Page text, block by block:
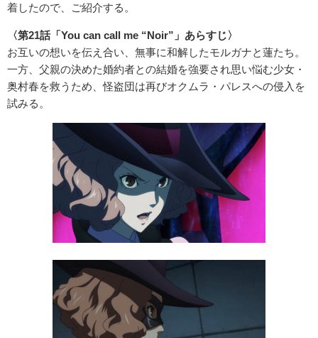
着したので、ご紹介する。
〈第21話「You can call me “Noir”」あらすじ〉
お互いの想いを伝え合い、無事に和解したモルガナと蓮たち。
一方、父親の決めた婚約者との結婚を強要され思い悩む少女・
奥村春を救うため、怪盗団は再びオクムラ・パレスへの侵入を
試みる。